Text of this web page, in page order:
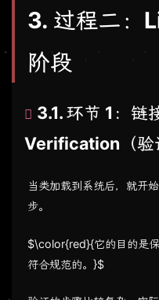
3. 过程二：
阶段
3.1. 环节 1：链
Verification（验
当类加载到系统后，就开
步。
$\color{red}{它的目的是
符合规范的。}$